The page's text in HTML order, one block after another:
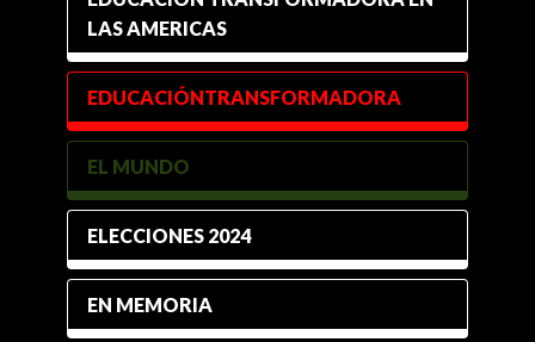
LAS AMERICAS
EDUCACIÓNTRANSFORMADORA
EL MUNDO
ELECCIONES 2024
EN MEMORIA